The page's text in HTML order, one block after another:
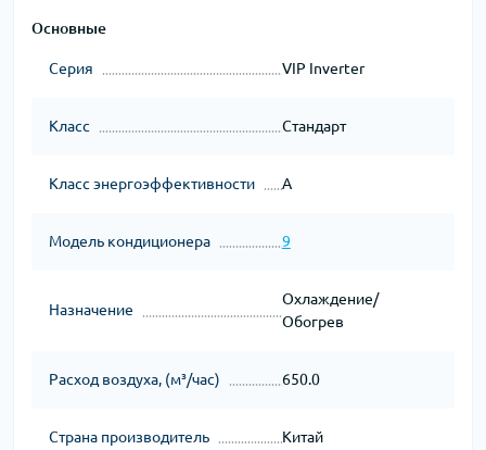
Основные
Серия VIP Inverter
Класс Стандарт
Класс энергоэффективности A
Модель кондиционера 9
Назначение
Охлаждение/
Обогрев
Расход воздуха, (м³/час) 650.0
Страна производитель Китай